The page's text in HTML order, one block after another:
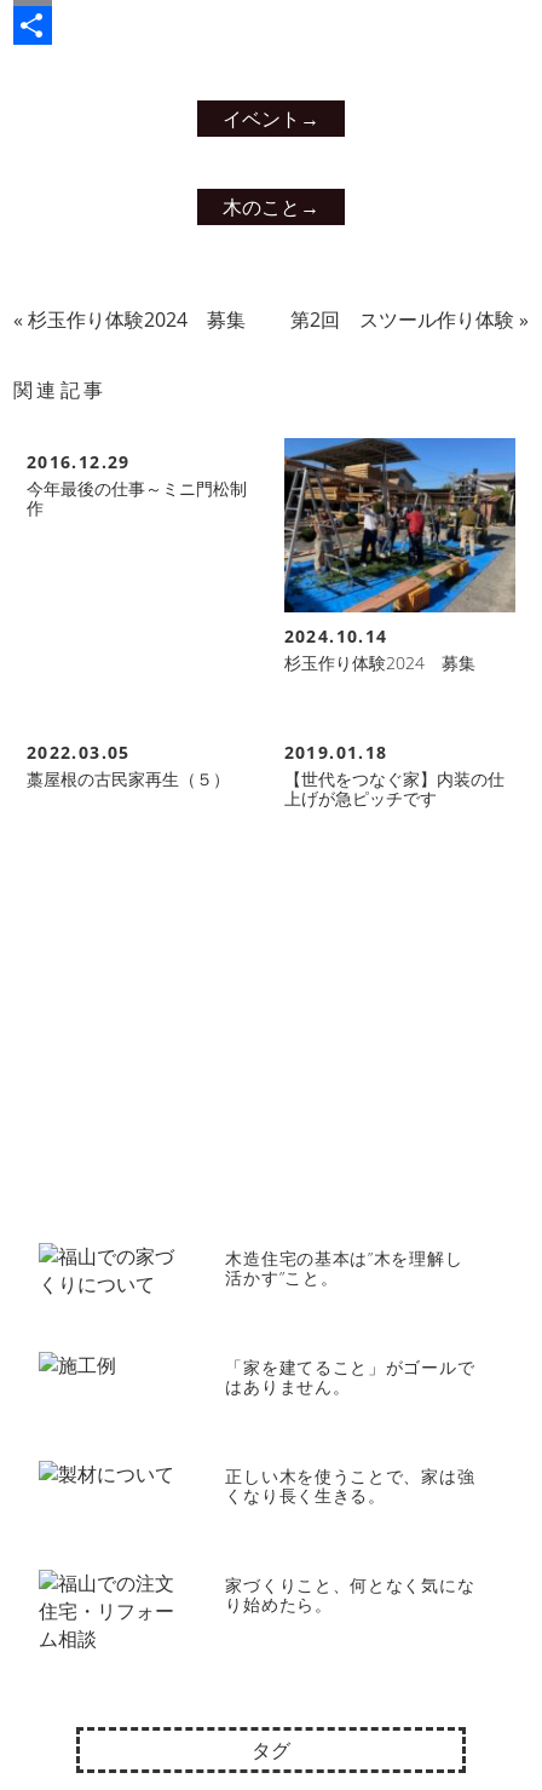
Email
イベント →
木のこと →
«杉玉作り体験2024 募集 第2回 スツール作り体験 »
関連記事
2016.12.29
今年最後の仕事～ミニ門松制
作
2024.10.14
杉玉作り体験2024 募集
2022.03.05
藁屋根の古民家再生（５）
2019.01.18
【世代をつなぐ家】内装の仕
上げが急ピッチです
木造住宅の基本は”木を理解し
活かす”こと。
「家を建てること」がゴールで
はありません。
正しい木を使うことで、家は強
くなり長く生きる。
家づくりこと、何となく気にな
り始めたら。
タグ